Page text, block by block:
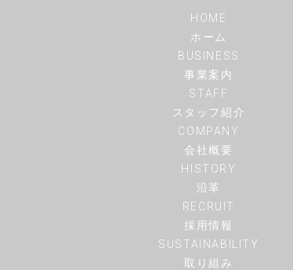
HOME
ホーム
BUSINESS
事業案内
STAFF
スタッフ紹介
COMPANY
会社概要
HISTORY
沿革
RECRUIT
採用情報
SUSTAINABILITY
取り組み